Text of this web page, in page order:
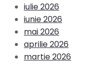
iulie 2026
iunie 2026
mai 2026
aprilie 2026
martie 2026